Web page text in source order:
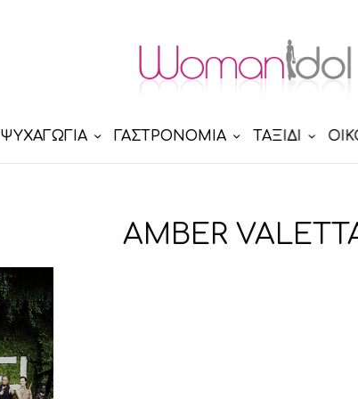
ΨΥΧΑΓΩΓΙΑ ΓΑΣΤΡΟΝΟΜΙΑ ΤΑΞΙΔΙ
AMBER